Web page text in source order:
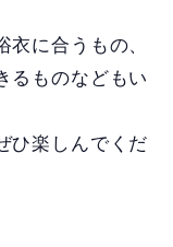
に合うもの、
るものなどもい
ひ楽しんでくだ